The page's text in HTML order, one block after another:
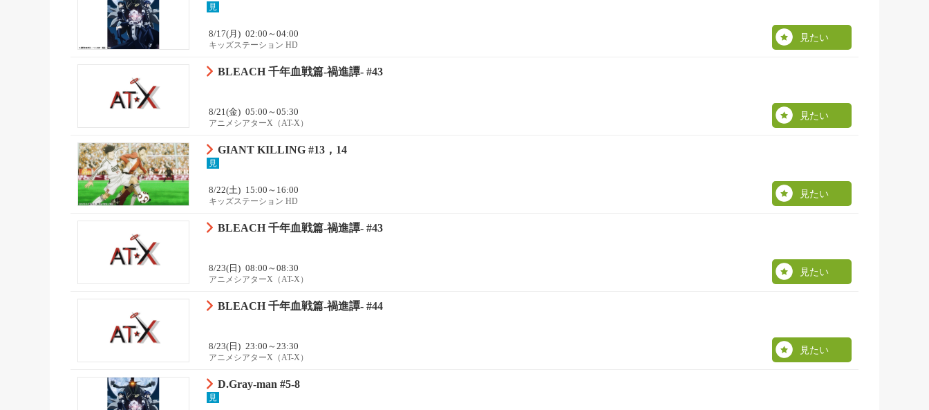
見
8/17(月) 02:00～04:00
キッズステーション HD
見たい
BLEACH 千年血戦篇-禍進譚- #43
8/21(金) 05:00～05:30
アニメシアターX（AT-X）
見たい
GIANT KILLING #13，14
見
8/22(土) 15:00～16:00
キッズステーション HD
見たい
BLEACH 千年血戦篇-禍進譚- #43
8/23(日) 08:00～08:30
アニメシアターX（AT-X）
見たい
BLEACH 千年血戦篇-禍進譚- #44
8/23(日) 23:00～23:30
アニメシアターX（AT-X）
見たい
D.Gray-man #5-8
見